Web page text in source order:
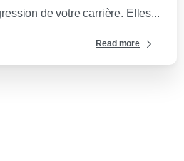
de votre carrière. Elles...
Read more